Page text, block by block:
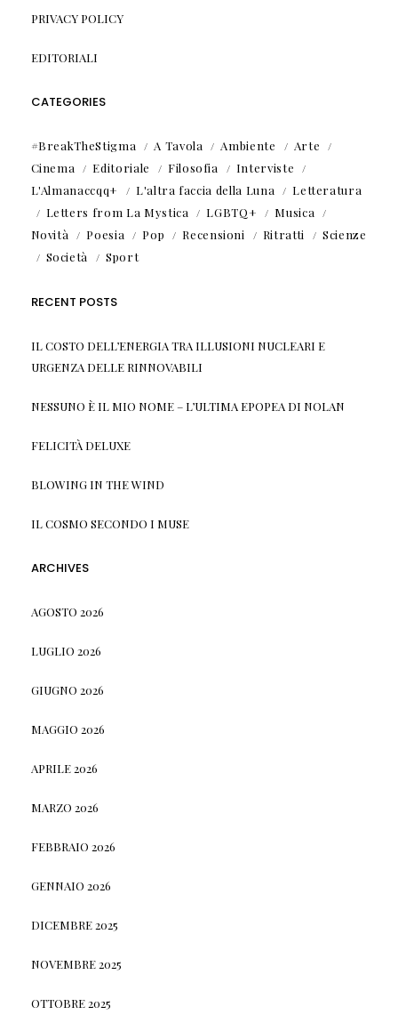
PRIVACY POLICY
EDITORIALI
CATEGORIES
#BreakTheStigma A Tavola Ambiente
Arte
Cinema
Editoriale Filosofia
Interviste
L'Almanaccqq+
L'altra faccia della Luna
Letteratura
Letters from La Mystica
LGBTQ+
Musica
Novità
Poesia Pop Recensioni Ritratti
Scienze
Società
Sport
RECENT POSTS
IL COSTO DELL’ENERGIA TRA ILLUSIONI NUCLEARI E
URGENZA DELLE RINNOVABILI
NESSUNO È IL MIO NOME – L’ULTIMA EPOPEA DI NOLAN
FELICITÀ DELUXE
BLOWING IN THE WIND
IL COSMO SECONDO I MUSE
ARCHIVES
AGOSTO 2026
LUGLIO 2026
GIUGNO 2026
MAGGIO 2026
APRILE 2026
MARZO 2026
FEBBRAIO 2026
GENNAIO 2026
DICEMBRE 2025
NOVEMBRE 2025
OTTOBRE 2025